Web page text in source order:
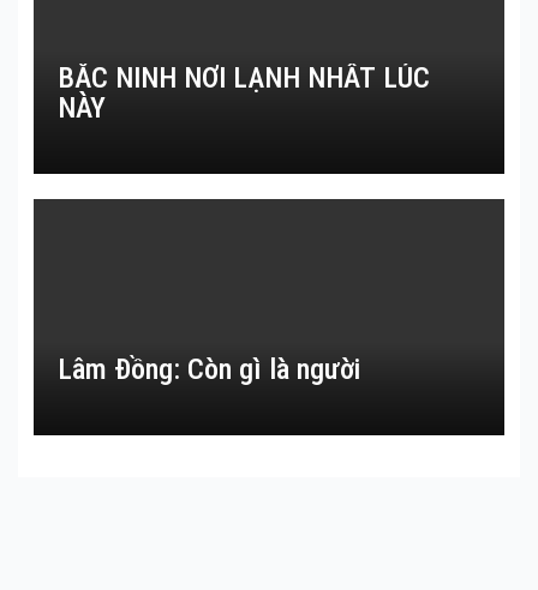
BẮC NINH NƠI LẠNH NHẤT LÚC
NÀY
Lâm Đồng: Còn gì là người